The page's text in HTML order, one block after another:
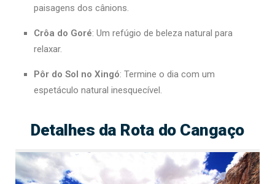
paisagens dos cânions.
Crôa do Goré: Um refúgio de beleza natural para
relaxar.
Pôr do Sol no Xingó: Termine o dia com um
espetáculo natural inesquecível.
Detalhes da Rota do Cangaço